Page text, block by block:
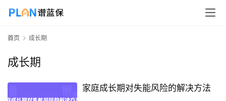
首页 成长期
成长期
家庭成长期对失能风险的解决方法